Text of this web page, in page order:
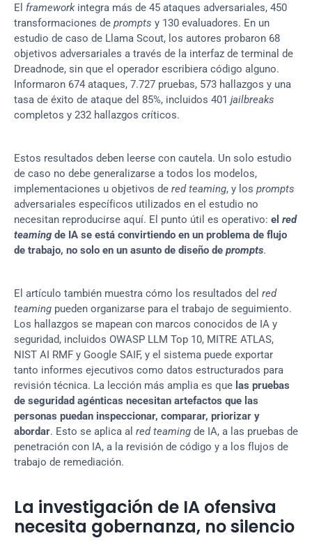
El framework integra más de 45 ataques adversariales, 450
transformaciones de prompts y 130 evaluadores. En un
estudio de caso de Llama Scout, los autores probaron 68
objetivos adversariales a través de la interfaz de terminal de
Dreadnode, sin que el operador escribiera código alguno.
Informaron 674 ataques, 7.727 pruebas, 573 hallazgos y una
tasa de éxito de ataque del 85%, incluidos 401 jailbreaks
completos y 232 hallazgos críticos.
Estos resultados deben leerse con cautela. Un solo estudio
de caso no debe generalizarse a todos los modelos,
implementaciones u objetivos de red teaming, y los prompts
adversariales específicos utilizados en el estudio no
necesitan reproducirse aquí. El punto útil es operativo: el red
teaming de IA se está convirtiendo en un problema de flujo
de trabajo, no solo en un asunto de diseño de prompts.
El artículo también muestra cómo los resultados del red
teaming pueden organizarse para el trabajo de seguimiento.
Los hallazgos se mapean con marcos conocidos de IA y
seguridad, incluidos OWASP LLM Top 10, MITRE ATLAS,
NIST AI RMF y Google SAIF, y el sistema puede exportar
tanto informes ejecutivos como datos estructurados para
revisión técnica. La lección más amplia es que las pruebas
de seguridad agénticas necesitan artefactos que las
personas puedan inspeccionar, comparar, priorizar y
abordar. Esto se aplica al red teaming de IA, a las pruebas de
penetración con IA, a la revisión de código y a los flujos de
trabajo de remediación.
La investigación de IA ofensiva
necesita gobernanza, no silencio